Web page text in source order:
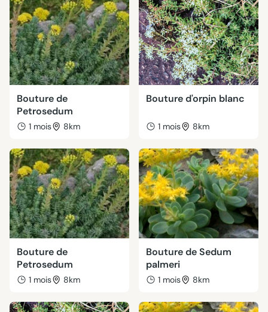
Bouture de
Petrosedum
1 mois 8km
Bouture d'orpin blanc
1 mois 8km
Bouture de
Petrosedum
1 mois 8km
Bouture de Sedum
palmeri
1 mois 8km